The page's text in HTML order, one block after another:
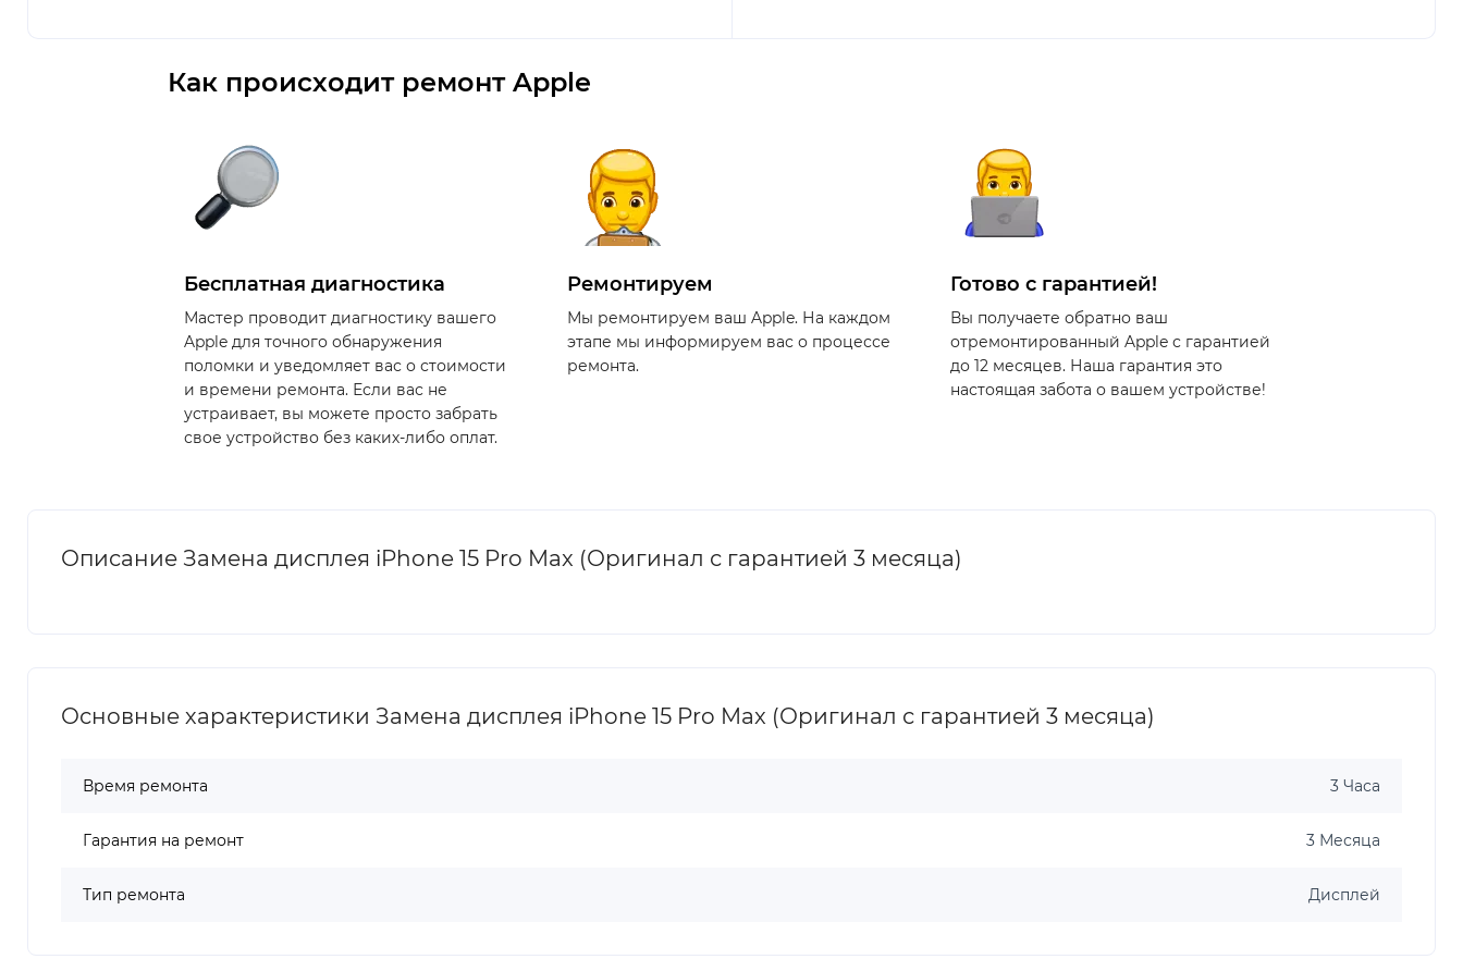
Как происходит ремонт Apple
Бесплатная диагностика
Мастер проводит диагностику вашего
Apple для точного обнаружения
поломки и уведомляет вас о стоимости
и времени ремонта. Если вас не
устраивает, вы можете просто забрать
свое устройство без каких-либо оплат.
Ремонтируем
Мы ремонтируем ваш Apple. На каждом
этапе мы информируем вас о процессе
ремонта.
Готово с гарантией!
Вы получаете обратно ваш
отремонтированный Apple с гарантией
до 12 месяцев. Наша гарантия это
настоящая забота о вашем устройстве!
Описание Замена дисплея iPhone 15 Pro Max (Оригинал с гарантией 3 месяца)
Основные характеристики Замена дисплея iPhone 15 Pro Max (Оригинал с гарантией 3 месяца)
Время ремонта 3 Часа
Гарантия на ремонт 3 Месяца
Тип ремонта Дисплей